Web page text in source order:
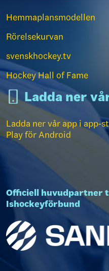
Hemmaplansmodellen
Rörelsekurvan
svenskhockey.tv
Hockey Hall of Fame
Ladda ner
Ladda ner vår app i app-
Play för Android
Officiell huvudpartner
Ishockeyförbund